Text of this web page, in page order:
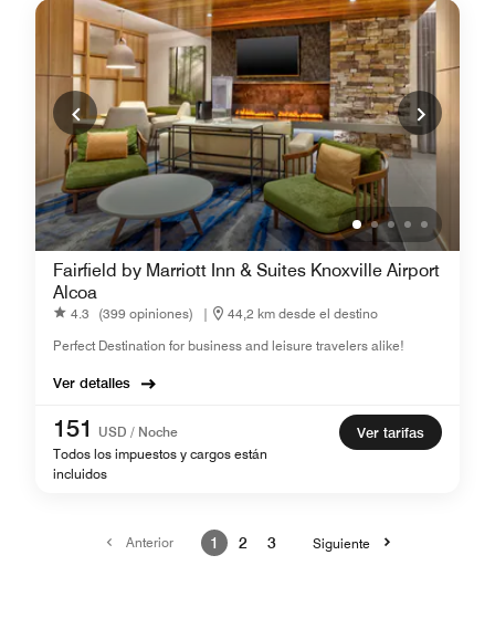
Fairfield by Marriott Inn & Suites Knoxville Airport
Alcoa
4.3 (399 opiniones) |
44,2 km desde el destino
Perfect Destination for business and leisure travelers alike!
Ver detalles
151
USD / Noche
Todos los impuestos y cargos están
incluidos
Ver tarifas
Anterior 1 2 3 Siguiente